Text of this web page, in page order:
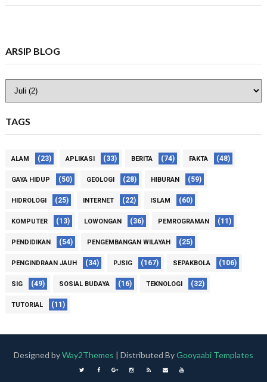
ARSIP BLOG
TAGS
ALAM (23) APLIKASI (33) BERITA (74) FAKTA (48)
GAYA HIDUP (50) GEOLOGI (28) HIBURAN (59)
HIDROLOGI (25) INTERNET (22) ISLAM (60)
KOMPUTER (13) LOWONGAN (36) PEMROGRAMAN (11)
PENDIDIKAN (54) PENGEMBANGAN WILAYAH (25)
PENGINDRAAN JAUH (34) PJSIG (167) SEPAKBOLA (106)
SIG (49) SOSIAL BUDAYA (16) TEKNOLOGI (32)
TUTORIAL (11)
Designed byWay2Themes | Distributed ByGooyaabi Templates